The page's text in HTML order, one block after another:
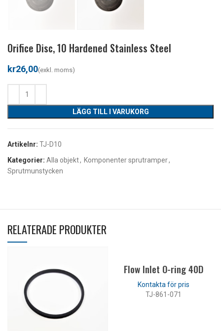
Orifice Disc, 10 Hardened Stainless Steel
kr
LÄGG TILL I VARUKORG
Artikelnr: TJ-D10
Kategorier: Alla objekt, Komponenter sprutramper,
Sprutmunstycken
RELATERADE PRODUKTER
Flow Inlet O-ring 40D
TJ-861-071